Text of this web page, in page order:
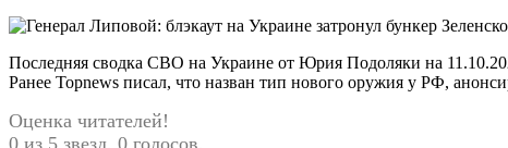
Последняя сводка СВО на Украине от Юрия Подоляки на
Ранее Topnews писал, что назван тип нового оружия у РФ,
Оценка читателей!